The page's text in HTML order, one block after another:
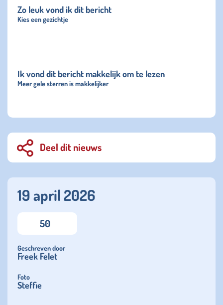
Zo leuk vond ik dit bericht
Kies een gezichtje
Ik vond dit bericht makkelijk om te lezen
Meer gele sterren is makkelijker
Deel dit nieuws
19 april 2026
50
Geschreven door
Freek Felet
Foto
Steffie